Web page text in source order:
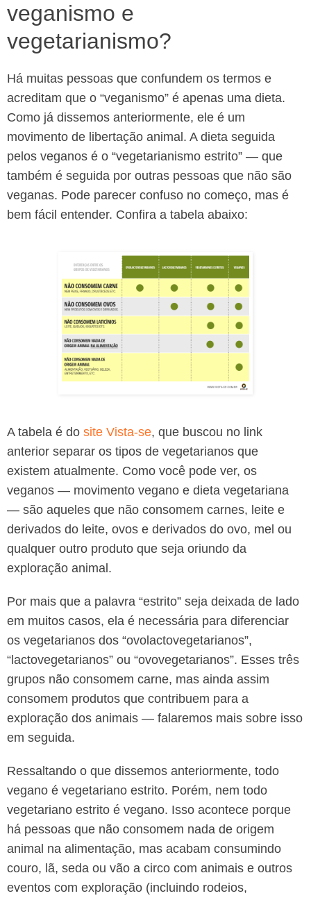
veganismo e
vegetarianismo?
Há muitas pessoas que confundem os termos e
acreditam que o “veganismo” é apenas uma dieta.
Como já dissemos anteriormente, ele é um
movimento de libertação animal. A dieta seguida
pelos veganos é o “vegetarianismo estrito” — que
também é seguida por outras pessoas que não são
veganas. Pode parecer confuso no começo, mas é
bem fácil entender. Confira a tabela abaixo:
A tabela é do site Vista-se, que buscou no link
anterior separar os tipos de vegetarianos que
existem atualmente. Como você pode ver, os
veganos — movimento vegano e dieta vegetariana
— são aqueles que não consomem carnes, leite e
derivados do leite, ovos e derivados do ovo, mel ou
qualquer outro produto que seja oriundo da
exploração animal.
Por mais que a palavra “estrito” seja deixada de lado
em muitos casos, ela é necessária para diferenciar
os vegetarianos dos “ovolactovegetarianos”,
“lactovegetarianos” ou “ovovegetarianos”. Esses três
grupos não consomem carne, mas ainda assim
consomem produtos que contribuem para a
exploração dos animais — falaremos mais sobre isso
em seguida.
Ressaltando o que dissemos anteriormente, todo
vegano é vegetariano estrito. Porém, nem todo
vegetariano estrito é vegano. Isso acontece porque
há pessoas que não consomem nada de origem
animal na alimentação, mas acabam consumindo
couro, lã, seda ou vão a circo com animais e outros
eventos com exploração (incluindo rodeios,